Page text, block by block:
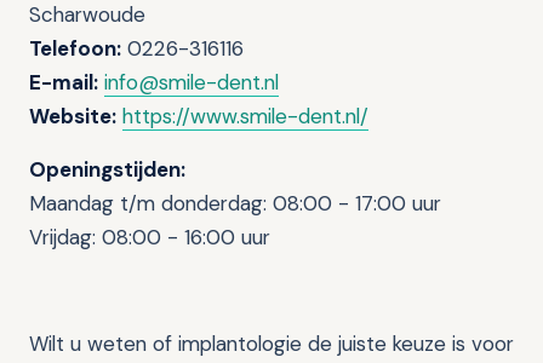
Scharwoude
Telefoon: 0226-316116
E-mail: info@smile-dent.nl
Website: https://www.smile-dent.nl/
Openingstijden:
Maandag t/m donderdag: 08:00 - 17:00 uur
Vrijdag: 08:00 - 16:00 uur
Wilt u weten of implantologie de juiste keuze is voor